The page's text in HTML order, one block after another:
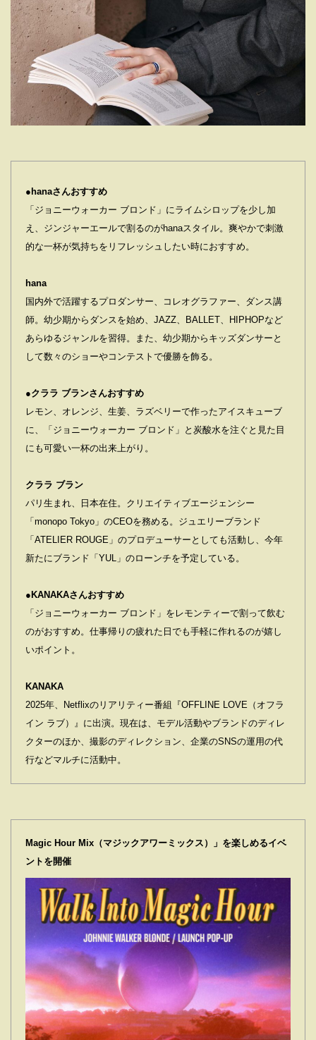
●hanaさんおすすめ
「ジョニーウォーカー ブロンド」にライムシロップを少し加
え、ジンジャーエールで割るのがhanaスタイル。爽やかで刺激
的な一杯が気持ちをリフレッシュしたい時におすすめ。
hana
国内外で活躍するプロダンサー、コレオグラファー、ダンス講
師。幼少期からダンスを始め、JAZZ、BALLET、HIPHOPなど
あらゆるジャンルを習得。また、幼少期からキッズダンサーと
して数々のショーやコンテストで優勝を飾る。
●クララ ブランさんおすすめ
レモン、オレンジ、生姜、ラズベリーで作ったアイスキューブ
に、「ジョニーウォーカー ブロンド」と炭酸水を注ぐと見た目
にも可愛い一杯の出来上がり。
クララ ブラン
パリ生まれ、日本在住。クリエイティブエージェンシー
「monopo Tokyo」のCEOを務める。ジュエリーブランド
「ATELIER ROUGE」のプロデューサーとしても活動し、今年
新たにブランド「YUL」のローンチを予定している。
●KANAKAさんおすすめ
「ジョニーウォーカー ブロンド」をレモンティーで割って飲む
のがおすすめ。仕事帰りの疲れた日でも手軽に作れるのが嬉し
いポイント。
KANAKA
2025年、Netflixのリアリティー番組『OFFLINE LOVE（オフラ
イン ラブ）』に出演。現在は、モデル活動やブランドのディレ
クターのほか、撮影のディレクション、企業のSNSの運用の代
行などマルチに活動中。
Magic Hour Mix（マジックアワーミックス）」を楽しめるイベ
ントを開催